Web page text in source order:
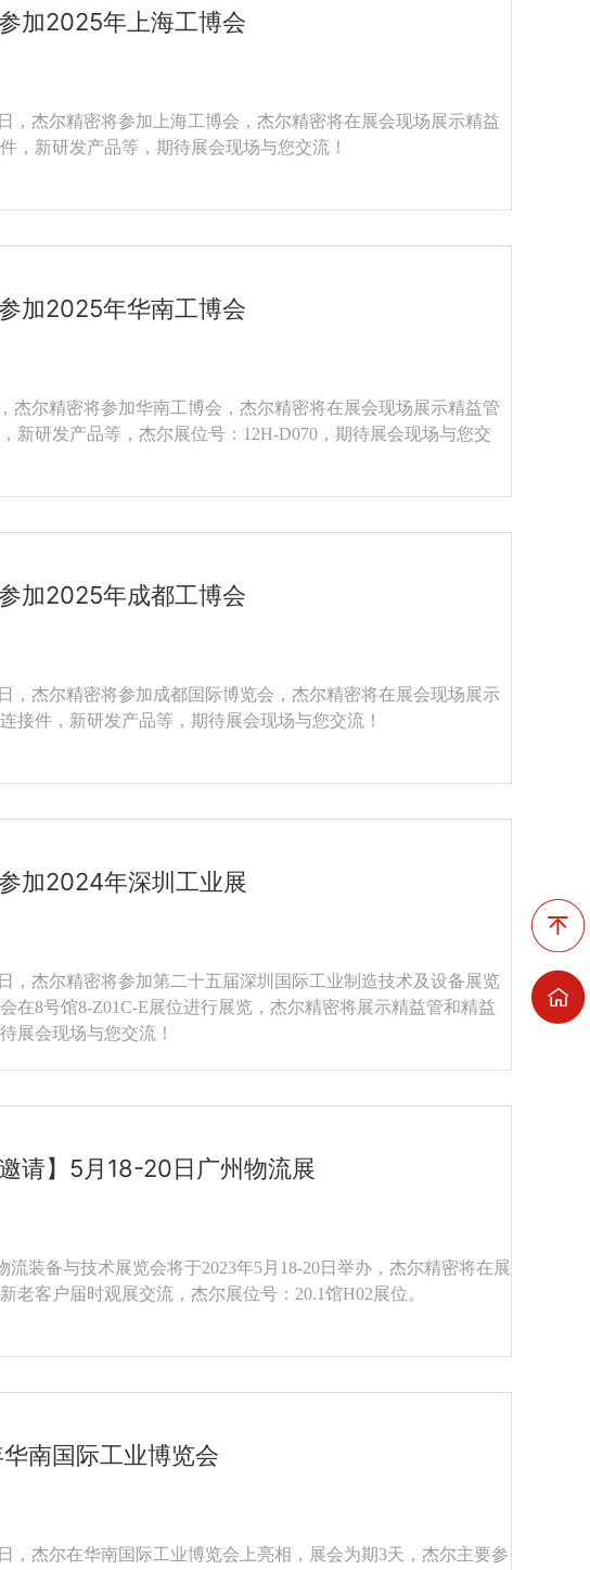
加2025年上海工博会
，杰尔精密将参加上海工博会，杰尔精密将在展会现场展示精益
，新研发产品等，期待展会现场与您交流！
加2025年华南工博会
杰尔精密将参加华南工博会，杰尔精密将在展会现场展示精益管
新研发产品等，杰尔展位号：12H-D070，期待展会现场与您交
加2025年成都工博会
，杰尔精密将参加成都国际博览会，杰尔精密将在展会现场展示
接件，新研发产品等，期待展会现场与您交流！
加2024年深圳工业展
，杰尔精密将参加第二十五届深圳国际工业制造技术及设备展览
在8号馆8-Z01C-E展位进行展览，杰尔精密将展示精益管和精益
展会现场与您交流！
邀请】5月18-20日广州物流展
流装备与技术展览会将于2023年5月18-20日举办，杰尔精密将在展
老客户届时观展交流，杰尔展位号：20.1馆H02展位。
南国际工业博览会
，杰尔在华南国际工业博览会上亮相，展会为期3天，杰尔主要参